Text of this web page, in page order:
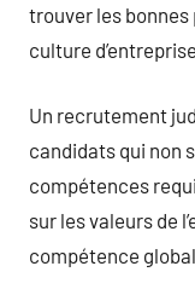
trouver les
culture
Un recrutement
candidats qui non
compétences
sur les valeurs de
compétence